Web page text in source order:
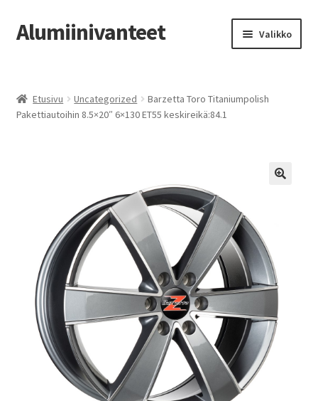
Siirry
navigointiin
Siirry
sisältöön
Alumiinivanteet Valikko
Kauppa
Vanteiden osto-opas
Auton renkaat
Yhteystiedot
Etusivu Uncategorized
Barzetta Toro Titaniumpolish
Pakettiautoihin 8.5×20″ 6×130 ET55 keskireikä:84.1